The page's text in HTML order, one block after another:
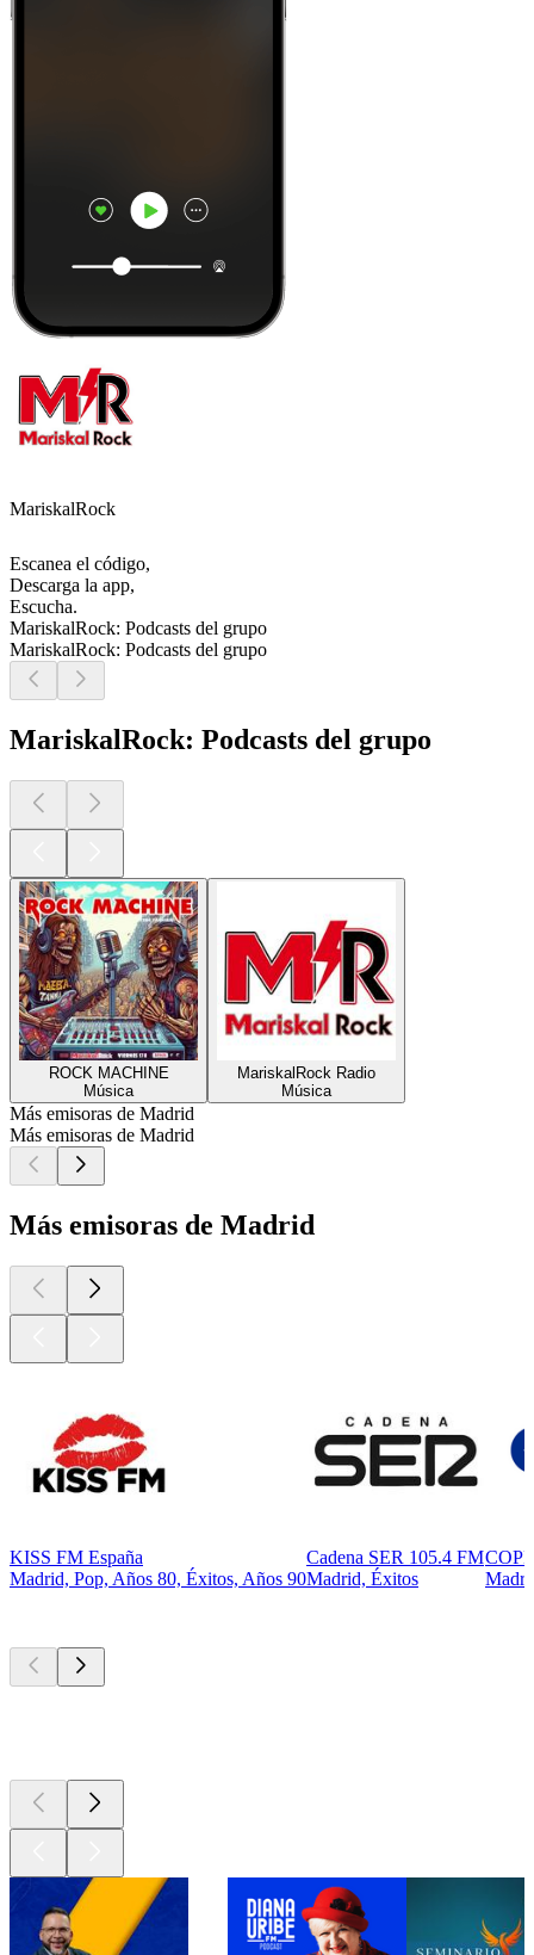
MariskalRock
Escanea el código,
Descarga la app,
Escucha.
MariskalRock: Podcasts del grupo
MariskalRock: Podcasts del grupo
MariskalRock: Podcasts del grupo
ROCK MACHINE
Música
MariskalRock Radio
Música
Más emisoras de Madrid
Más emisoras de Madrid
Más emisoras de Madrid
KISS FM España
Madrid, Pop, Años 80, Éxitos, Años 90
Cadena SER 105.4 FM
Madrid, Éxitos